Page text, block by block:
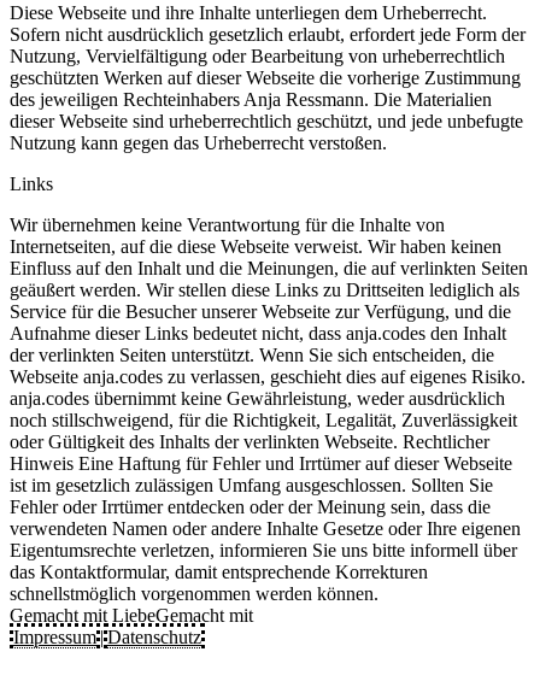
Diese Webseite und ihre Inhalte unterliegen dem Urheberrecht.
Sofern nicht ausdrücklich gesetzlich erlaubt, erfordert jede Form der
Nutzung, Vervielfältigung oder Bearbeitung von urheberrechtlich
geschützten Werken auf dieser Webseite die vorherige Zustimmung
des jeweiligen Rechteinhabers Anja Ressmann. Die Materialien
dieser Webseite sind urheberrechtlich geschützt, und jede unbefugte
Nutzung kann gegen das Urheberrecht verstoßen.
Links
Wir übernehmen keine Verantwortung für die Inhalte von
Internetseiten, auf die diese Webseite verweist. Wir haben keinen
Einfluss auf den Inhalt und die Meinungen, die auf verlinkten Seiten
geäußert werden. Wir stellen diese Links zu Drittseiten lediglich als
Service für die Besucher unserer Webseite zur Verfügung, und die
Aufnahme dieser Links bedeutet nicht, dass anja.codes den Inhalt
der verlinkten Seiten unterstützt. Wenn Sie sich entscheiden, die
Webseite anja.codes zu verlassen, geschieht dies auf eigenes Risiko.
anja.codes übernimmt keine Gewährleistung, weder ausdrücklich
noch stillschweigend, für die Richtigkeit, Legalität, Zuverlässigkeit
oder Gültigkeit des Inhalts der verlinkten Webseite. Rechtlicher
Hinweis Eine Haftung für Fehler und Irrtümer auf dieser Webseite
ist im gesetzlich zulässigen Umfang ausgeschlossen. Sollten Sie
Fehler oder Irrtümer entdecken oder der Meinung sein, dass die
verwendeten Namen oder andere Inhalte Gesetze oder Ihre eigenen
Eigentumsrechte verletzen, informieren Sie uns bitte informell über
das Kontaktformular, damit entsprechende Korrekturen
schnellstmöglich vorgenommen werden können.
Gemacht mit LiebeGemacht mit
Impressum | Datenschutz